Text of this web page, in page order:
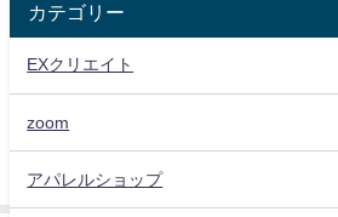
カテゴリー
EXクリエイト
zoom
アパレルショップ